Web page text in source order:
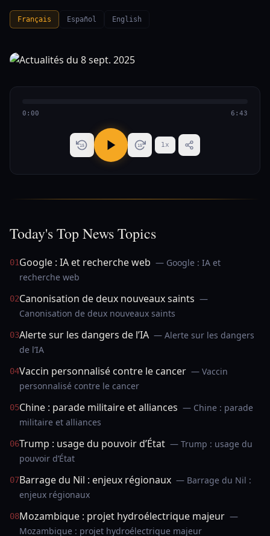
Français Español English
0:00 6:43
15 15 1x
Today's Top News Topics
01Google : IA et recherche web — Google : IA et
recherche web
02Canonisation de deux nouveaux saints —
Canonisation de deux nouveaux saints
03Alerte sur les dangers de l’IA — Alerte sur les dangers
de l’IA
04Vaccin personnalisé contre le cancer — Vaccin
personnalisé contre le cancer
05Chine : parade militaire et alliances — Chine : parade
militaire et alliances
06Trump : usage du pouvoir d’État — Trump : usage du
pouvoir d’État
07Barrage du Nil : enjeux régionaux — Barrage du Nil :
enjeux régionaux
08Mozambique : projet hydroélectrique majeur —
Mozambique : projet hydroélectrique majeur